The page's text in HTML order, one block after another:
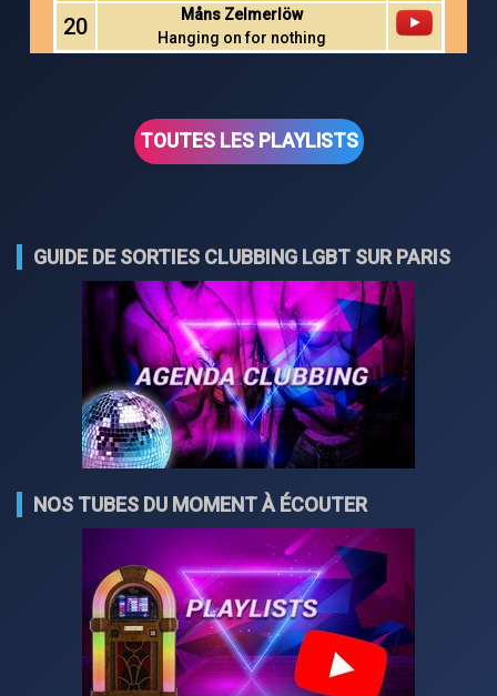
20
Måns Zelmerlöw
Hanging on for nothing
TOUTES LES PLAYLISTS
GUIDE DE SORTIES CLUBBING LGBT SUR PARIS
NOS TUBES DU MOMENT À ÉCOUTER